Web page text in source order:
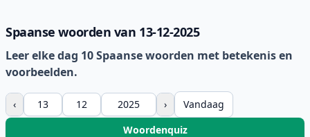
Spaanse woorden van 13-12-2025
Leer elke dag 10 Spaanse woorden met betekenis en
voorbeelden.
‹ ›
Vandaag
Woordenquiz